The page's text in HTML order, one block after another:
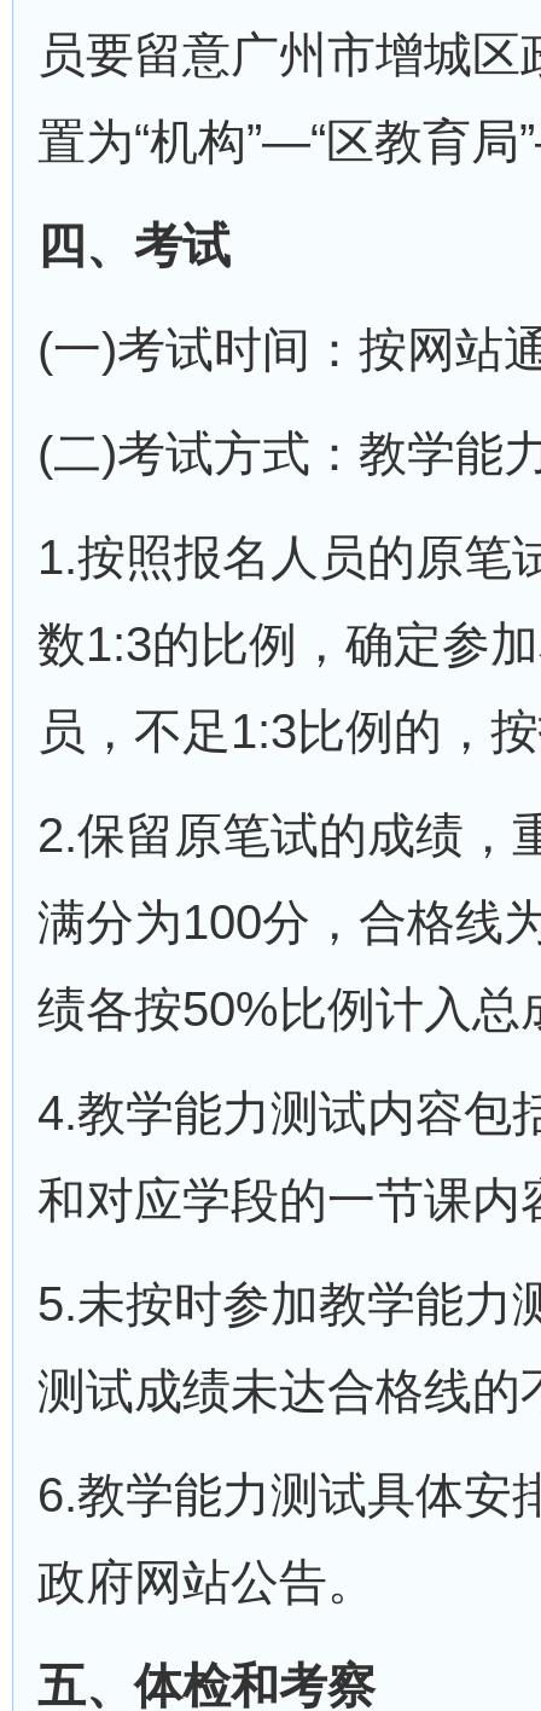
员要留意广州市增城
置为“机构”—“区教育局
四、考试
(一)考试时间：按网站
(二)考试方式：教学能
1.按照报名人员的原笔
数1:3的比例，确定参
员，不足1:3比例的，
2.保留原笔试的成绩，
满分为100分，合格线
绩各按50%比例计入总
4.教学能力测试内容包
和对应学段的一节课
5.未按时参加教学能力
测试成绩未达合格线
6.教学能力测试具体安
政府网站公告。
五、体检和考察